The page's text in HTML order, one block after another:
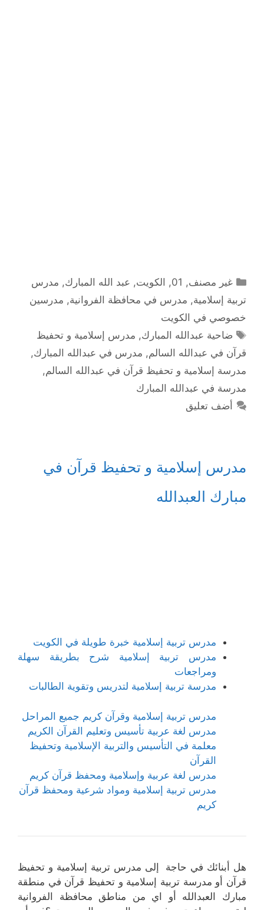
التصنيفات
غير مصنف,
01
, الكويت, عبد الله المبارك, مدرس
تربية إسلامية, مدرس في محافظة الفروانية, مدرسين
خصوصي في الكويت
الوسوم
ضاحية عبدالله المبارك, مدرس إسلامية و تحفيظ
قرآن في عبدالله السالم, مدرس في عبدالله المبارك,
مدرسة إسلامية و تحفيظ قرآن في عبدالله السالم,
مدرسة في عبدالله المبارك
أضف تعليق
مدرس إسلامية و تحفيظ قرآن في
مبارك العبدالله
مدرس تربية إسلامية خبرة طويلة في الكويت
مدرس تربية إسلامية شرح بطريقة سهلة
ومراجعات
مدرسة تربية إسلامية لتدريس وتقوية الطالبات
مدرس تربية إسلامية وقرآن كريم جميع المراحل
مدرس لغة عربية تأسيس وتعليم القرآن الكريم
معلمة في التأسيس والتربية الإسلامية وتحفيظ
القرآن
مدرس لغة عربية وإسلامية ومحفظ قرآن كريم
مدرس تربية إسلامية ومواد شرعية ومحفظ قرآن
كريم
هل أبنائك في حاجة إلى مدرس تربية إسلامية و تحفيظ
قرآن أو مدرسة تربية إسلامية و تحفيظ قرآن في منطقة
مبارك العبدالله أو اي من مناطق محافظة الفروانية